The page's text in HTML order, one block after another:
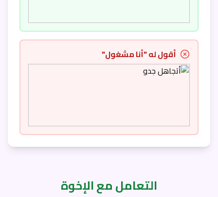
أقول له "أنا مشغول"
التعامل مع الإخوة